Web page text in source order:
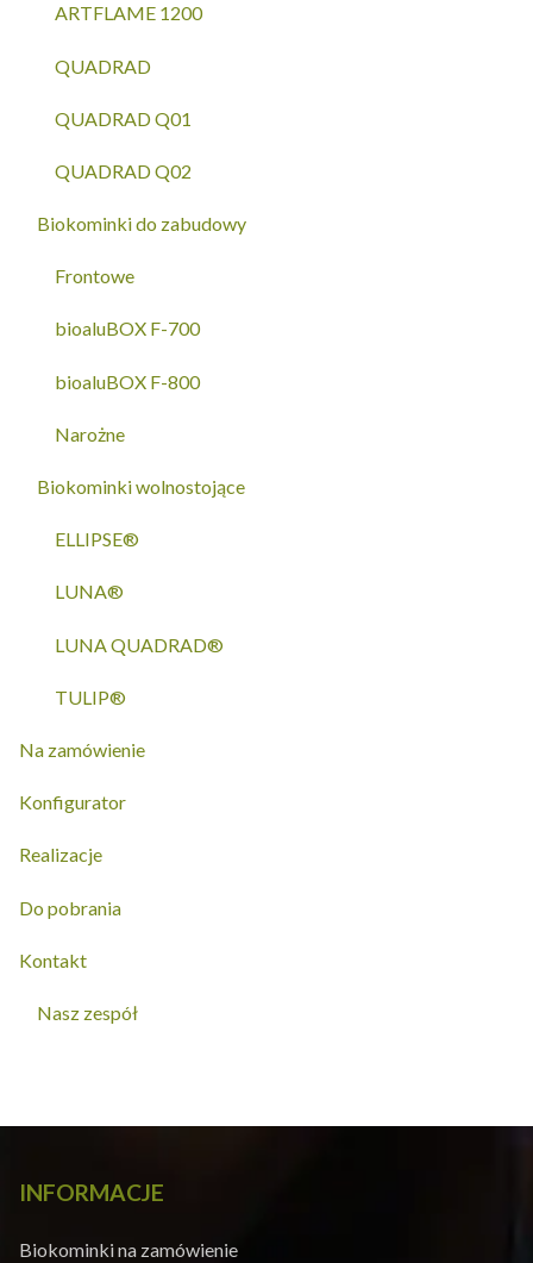
ARTFLAME 1200
QUADRAD
QUADRAD Q01
QUADRAD Q02
Biokominki do zabudowy
Frontowe
bioaluBOX F-700
bioaluBOX F-800
Narożne
Biokominki wolnostojące
ELLIPSE®
LUNA®
LUNA QUADRAD®
TULIP®
Na zamówienie
Konfigurator
Realizacje
Do pobrania
Kontakt
Nasz zespół
INFORMACJE
Biokominki na zamówienie